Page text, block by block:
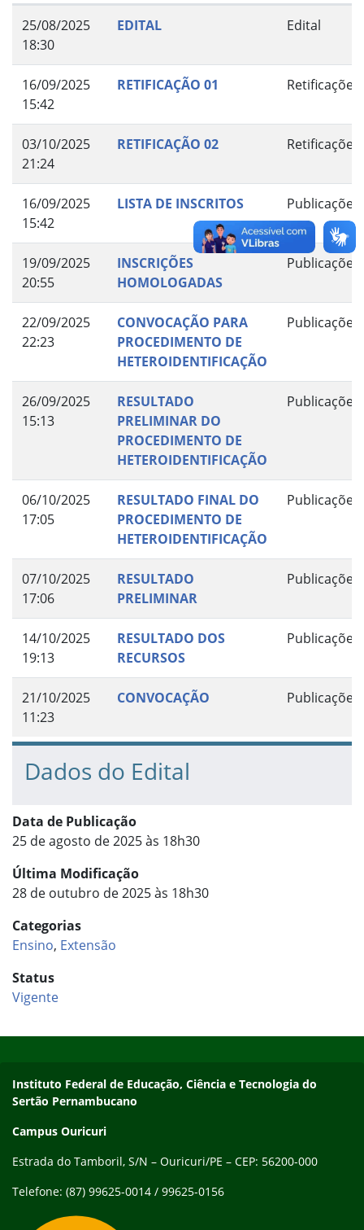
25/08/2025
18:30
EDITAL Edital
16/09/2025
15:42
RETIFICAÇÃO 01 Retificações
03/10/2025
21:24
RETIFICAÇÃO 02 Retificações
16/09/2025
15:42
LISTA DE INSCRITOS Publicações
19/09/2025
20:55
INSCRIÇÕES
HOMOLOGADAS
Publicações
22/09/2025
22:23
CONVOCAÇÃO PARA
PROCEDIMENTO DE
HETEROIDENTIFICAÇÃO
Publicações
26/09/2025
15:13
RESULTADO
PRELIMINAR DO
PROCEDIMENTO DE
HETEROIDENTIFICAÇÃO
Publicações
06/10/2025
17:05
RESULTADO FINAL DO
PROCEDIMENTO DE
HETEROIDENTIFICAÇÃO
Publicações
07/10/2025
17:06
RESULTADO
PRELIMINAR
Publicações
14/10/2025
19:13
RESULTADO DOS
RECURSOS
Publicações
21/10/2025
11:23
CONVOCAÇÃO Publicações
Dados do Edital
Data de Publicação
25 de agosto de 2025 às 18h30
Última Modificação
28 de outubro de 2025 às 18h30
Categorias
Ensino, Extensão
Status
Vigente
Endereço
Instituto Federal de Educação, Ciência e Tecnologia do
Sertão Pernambucano
Campus Ouricuri
Estrada do Tamboril, S/N – Ouricuri/PE – CEP: 56200-000
Telefone: (87) 99625-0014 / 99625-0156